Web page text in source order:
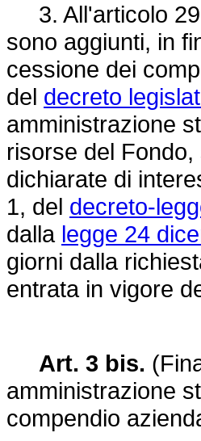
3. All'articolo
sono aggiunti, in
cessione dei
del decreto
amministrazione
risorse del
dichiarate di
1, del decreto-
dalla legge 24
giorni dalla
entrata in vigore
Art. 3 bis.
amministrazione
compendio